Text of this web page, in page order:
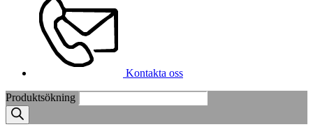
Kontakta oss
Produktsökning